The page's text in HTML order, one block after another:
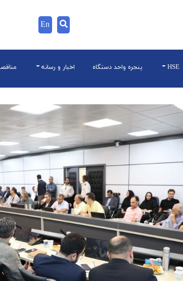
En
HSE پنجره واحد دستگاه اخبار و رسانه